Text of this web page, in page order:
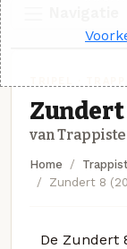
Zundert
van
Home
Zundert 8
De Zundert